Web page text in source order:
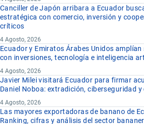
Canciller de Japón arribara a Ecuador
estratégica con comercio, inversión y
críticos
4 Agosto, 2026
Ecuador y Emiratos Árabes Unidos
con inversiones, tecnología e inteligencia
4 Agosto, 2026
Javier Milei visitará Ecuador para firmar
Daniel Noboa: extradición, ciberseguridad y
4 Agosto, 2026
Las mayores exportadoras de banano de
Ranking, cifras y análisis del sector